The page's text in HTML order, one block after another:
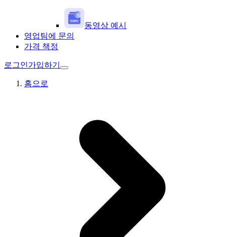
동영상 예시
영업팀에 문의
가격 책정
로그인가입하기
홈으로